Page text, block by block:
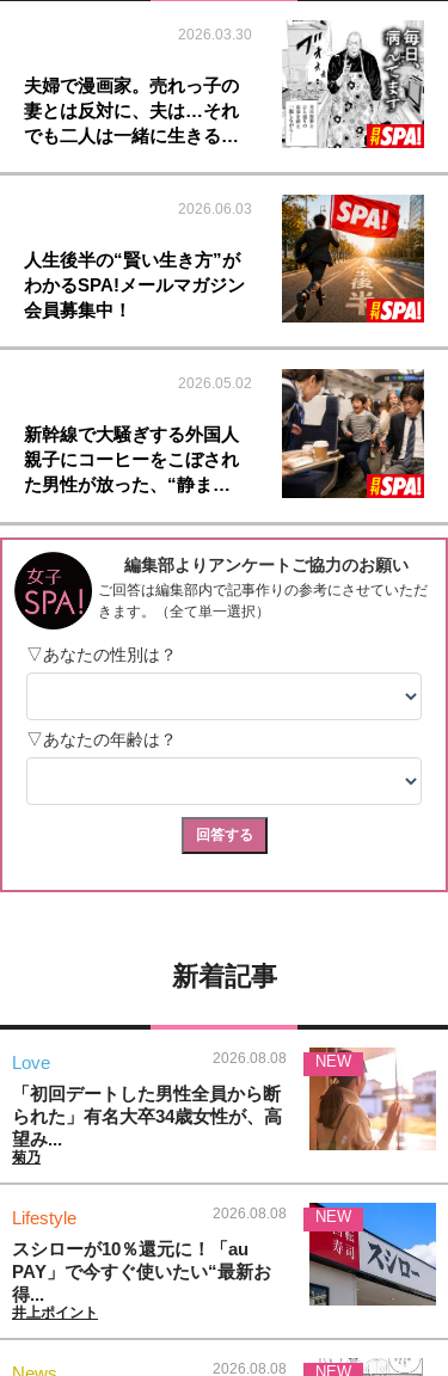
2026.03.30
夫婦で漫画家。売れっ子の
妻とは反対に、夫は…それ
でも二人は一緒に生きる…
2026.06.03
人生後半の“賢い生き方”が
わかるSPA!メールマガジン
会員募集中！
2026.05.02
新幹線で大騒ぎする外国人
親子にコーヒーをこぼされ
た男性が放った、“静ま…
新着記事
Love 2026.08.08
「初回デートした男性全員から断
られた」有名大卒34歳女性が、高
望み...
菊乃
NEW
Lifestyle 2026.08.08
スシローが10％還元に！「au
PAY」で今すぐ使いたい“最新お
得...
井上ポイント
NEW
2026.08.08 NEW